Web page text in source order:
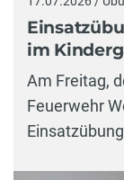
im
Am Freitag,
Feuerwehr